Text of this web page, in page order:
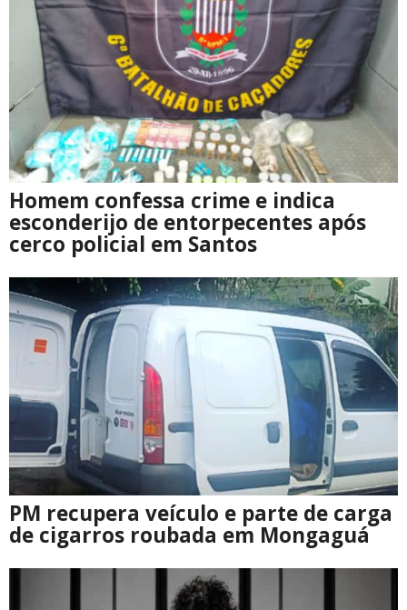
Homem confessa crime e indica
esconderijo de entorpecentes após
cerco policial em Santos
PM recupera veículo e parte de carga
de cigarros roubada em Mongaguá